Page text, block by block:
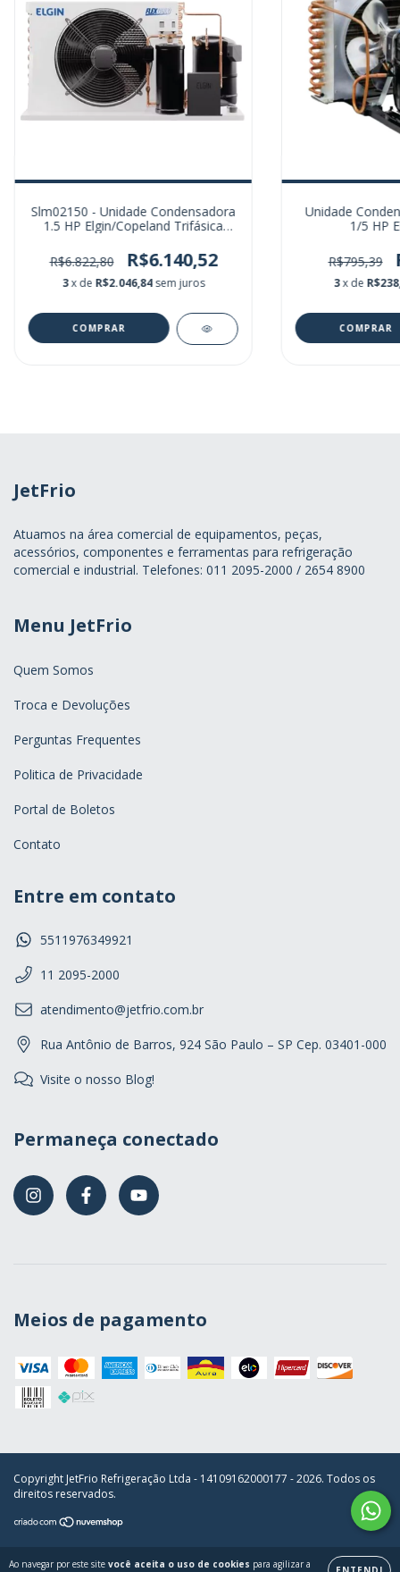
Ao navegar por este site você aceita o uso de cookies para agilizar a
Slm02150 - Unidade Condensadora
1.5 HP Elgin/Copeland Trifásica
R$6.822,80
R$6.140,52
3x de R$2.046,84 sem juros
Unidade
1/5 HP
R$795,39
3x de
JetFrio
Atuamos na área comercial de equipamentos, peças,
acessórios, componentes e ferramentas para refrigeração
comercial e industrial. Telefones: 011 2095-2000 / 2654 8900
Menu JetFrio
Quem Somos
Troca e Devoluções
Perguntas Frequentes
Politica de Privacidade
Portal de Boletos
Contato
Entre em contato
5511976349921
11 2095-2000
atendimento@jetfrio.com.br
Rua Antônio de Barros, 924 São Paulo – SP Cep. 03401-000
Visite o nosso Blog!
Permaneça conectado
Meios de pagamento
Copyright JetFrio Refrigeração Ltda - 14109162000177 - 2026. Todos os
direitos reservados.